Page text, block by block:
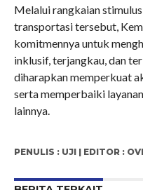
Melalui rangkaian
transportasi tersebut,
komitmennya untuk
inklusif, terjangkau, dan
diharapkan memperkuat
serta memperbaiki
lainnya.
PENULIS : UJI | EDITOR :